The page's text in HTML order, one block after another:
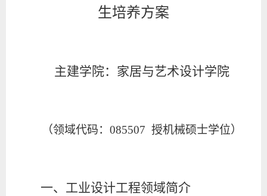
生培养方案
主建学院：家居与艺术设计学院
（领域代码： 085507 授机械硕士学位）
一、工业设计工程领域简介